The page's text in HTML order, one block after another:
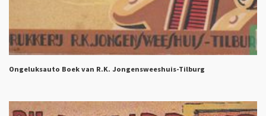
Ongeluksauto Boek van R.K. Jongensweeshuis-Tilburg